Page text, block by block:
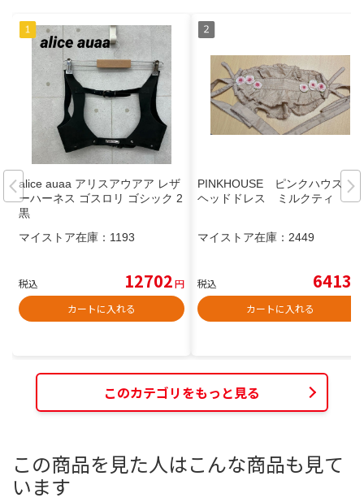
alice auaa アリスアウアア レザ
ーハーネス ゴスロリ ゴシック 2
黒
マイストア在庫： 1193
税込 12702円
カートに入れる
PINKHOUSE ピンクハウス
ヘッドドレス ミルクティ
マイストア在庫： 2449
税込 6413
カートに入れる
このカテゴリをもっと見る
この商品を見た人はこんな商品も見て
います